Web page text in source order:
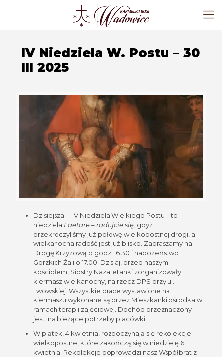
IV Niedziela W. Postu – 30
III 2025
Dzisiejsza – IV Niedziela Wielkiego Postu – to
niedziela Laetare – radujcie się, gdyż
przekroczyliśmy już połowę wielkopostnej drogi, a
wielkanocna radość jest już blisko. Zapraszamy na
Drogę Krzyżową o godz. 16.30 i nabożeństwo
Gorzkich Żali o 17.00. Dzisiaj, przed naszym
kościołem, Siostry Nazaretanki zorganizowały
kiermasz wielkanocny, na rzecz DPS przy ul.
Lwowskiej. Wszystkie prace wystawione na
kiermaszu wykonane są przez Mieszkanki ośrodka w
ramach terapii zajęciowej. Dochód przeznaczony
jest na bieżące potrzeby placówki.
W piątek, 4 kwietnia, rozpoczynają się rekolekcje
wielkopostne, które zakończą się w niedzielę 6
kwietnia. Rekolekcje poprowadzi nasz Współbrat z